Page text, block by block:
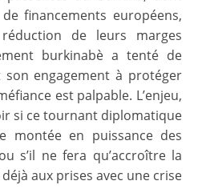
financements européens,
de leurs marges
burkinabè a tenté de
engagement à protéger
est palpable. L’enjeu,
si ce tournant diplomatique
montée en puissance des
s’il ne fera qu’accroître la
aux prises avec une crise